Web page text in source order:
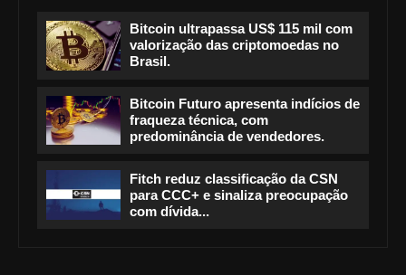
Bitcoin ultrapassa US$ 115 mil com
valorização das criptomoedas no
Brasil.
Bitcoin Futuro apresenta indícios de
fraqueza técnica, com
predominância de vendedores.
Fitch reduz classificação da CSN
para CCC+ e sinaliza preocupação
com dívida...